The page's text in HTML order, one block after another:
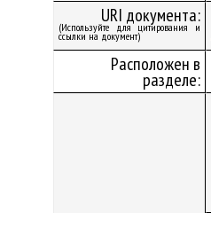
URI документа:
(Используйте для цитирования и
ссылки на документ)
Расположен в
разделе: